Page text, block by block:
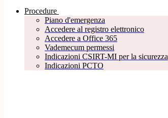
Procedure
Piano d'emergenza
Accedere al registro elettronico
Accedere a Office 365
Vademecum permessi
Indicazioni CSIRT-MI per la sicurezza
Indicazioni PCTO